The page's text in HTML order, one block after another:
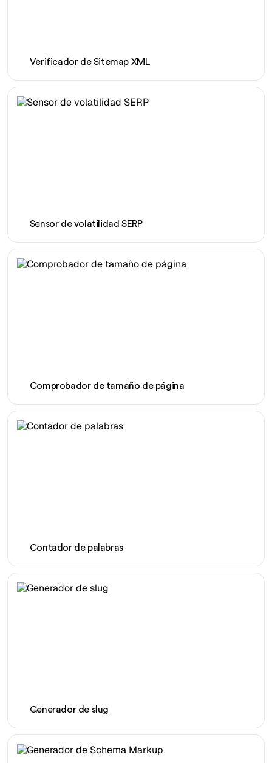
Verificador de Sitemap XML
Sensor de volatilidad SERP
Comprobador de tamaño de página
Contador de palabras
Generador de slug